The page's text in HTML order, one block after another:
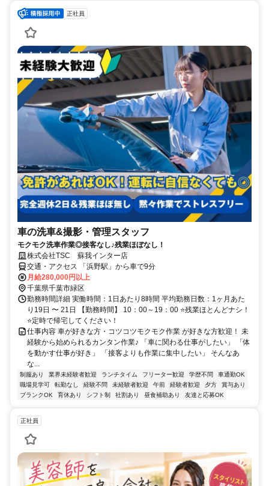
正社員
車の洗車&撮影・管理スタッフ
モクモク洗車作業◎接客なし♪残業ほぼなし！
株式会社TSC 蘇我インター店
交通・アクセス 「浜野駅」から車で9分
月給280,000円以上
千葉県千葉市緑区
勤務時間詳細 実働時間：1日あたり8時間 平均勤務日数：1ヶ月あた
り19日 〜 21日 【勤務時間】 10：00～19：00 ⭐残業ほとんどナシ！
⭐定時で帰宅してください！
仕事内容 車が好きな方・コツコツモクモク作業 が好きな方歓迎！ 未
経験から始められるカンタン作業♪ 「車に関わる仕事がしたい」 「体
を動かす仕事が好き」 「接客よりも作業に集中したい」 そんなあ
な...
制服あり 業界未経験者歓迎 ランチタイム フリーター歓迎 学歴不問
車通勤OK
職場見学可
転勤なし 経験不問 未経験者歓迎 午前 経験者歓迎 夕方
賞与あり
ブランクOK
育休あり シフト制 社割あり 昼食補助あり 友達と応募OK
正社員